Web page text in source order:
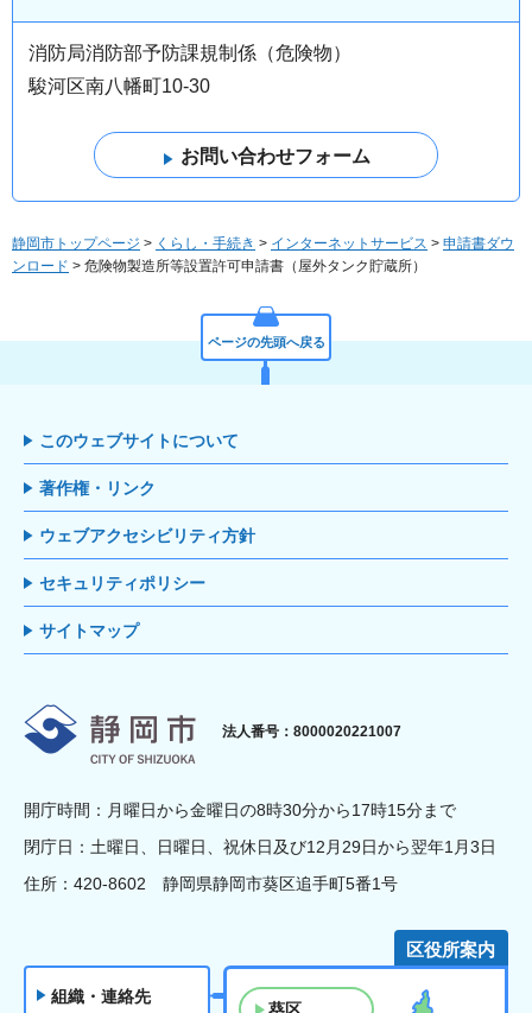
消防局消防部予防課規制係（危険物）
駿河区南八幡町10-30
静岡市トップページ > くらし・手続き > インターネットサービス > 申請書ダウ
ンロード > 危険物製造所等設置許可申請書（屋外タンク貯蔵所）
ページの先頭へ戻る
このウェブサイトについて
著作権・リンク
ウェブアクセシビリティ方針
セキュリティポリシー
サイトマップ
静岡市
法人番号：8000020221007
開庁時間：月曜日から金曜日の8時30分から17時15分まで
閉庁日：土曜日、日曜日、祝休日及び12月29日から翌年1月3日
住所：420-8602 静岡県静岡市葵区追手町5番1号
組織・連絡先
区役所案内